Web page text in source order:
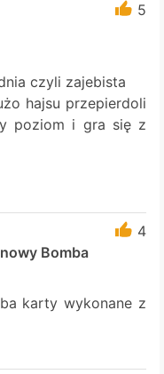
5
czyli zajebista
hajsu przepierdoli
poziom i gra się z
4
Bomba
karty wykonane z